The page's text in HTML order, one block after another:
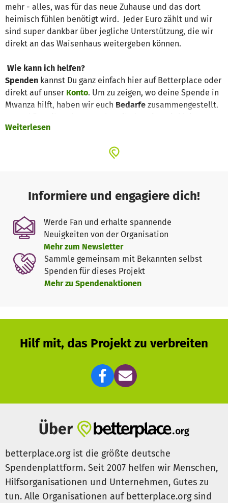
mehr - alles, was für das neue Zuhause und das dort
heimisch fühlen benötigt wird. Jeder Euro zählt und wir
sind super dankbar über jegliche Unterstützung, die wir
direkt an das Waisenhaus weitergeben können.
Wie kann ich helfen?
Spenden kannst Du ganz einfach hier auf Betterplace oder
direkt auf unser Konto. Um zu zeigen, wo deine Spende in
Mwanza hilft, haben wir euch Bedarfe zusammengestellt.
Beträgen Großes bewirken könnt. Dies sind grobe Richt-
Fonelisco ist ein Straßenkinder- und Waisenheim in
Mwanza, Tansania, das von dem Tansanier Joseph Elias
gegründet und noch immer geleitet wird. Dort leben etwa
sechzig Kinder, denen auch ein Schulbesuch ermöglicht
wird. Der Fonelisco e.V. ist der in der Nähe von Würzburg
ansässige deutsche Partnerverein des Waisenheims.
Gemeinsam mit Joseph und seinem Team versuchen wir
Fonelisco aufeigene Beinezu stellen und uns zugleich im
Wege des interkulturellen Austauschs und der Information
Weiterlesen
Informiere und engagiere dich!
Werde Fan und erhalte spannende
Neuigkeiten von der Organisation
Mehr zum Newsletter
Sammle gemeinsam mit Bekannten selbst
Spenden für dieses Projekt
Mehr zu Spendenaktionen
Hilf mit, das Projekt zu verbreiten
Über
betterplace.org ist die größte deutsche
Spendenplattform. Seit 2007 helfen wir Menschen,
Hilfsorganisationen und Unternehmen, Gutes zu
tun. Alle Organisationen auf betterplace.org sind